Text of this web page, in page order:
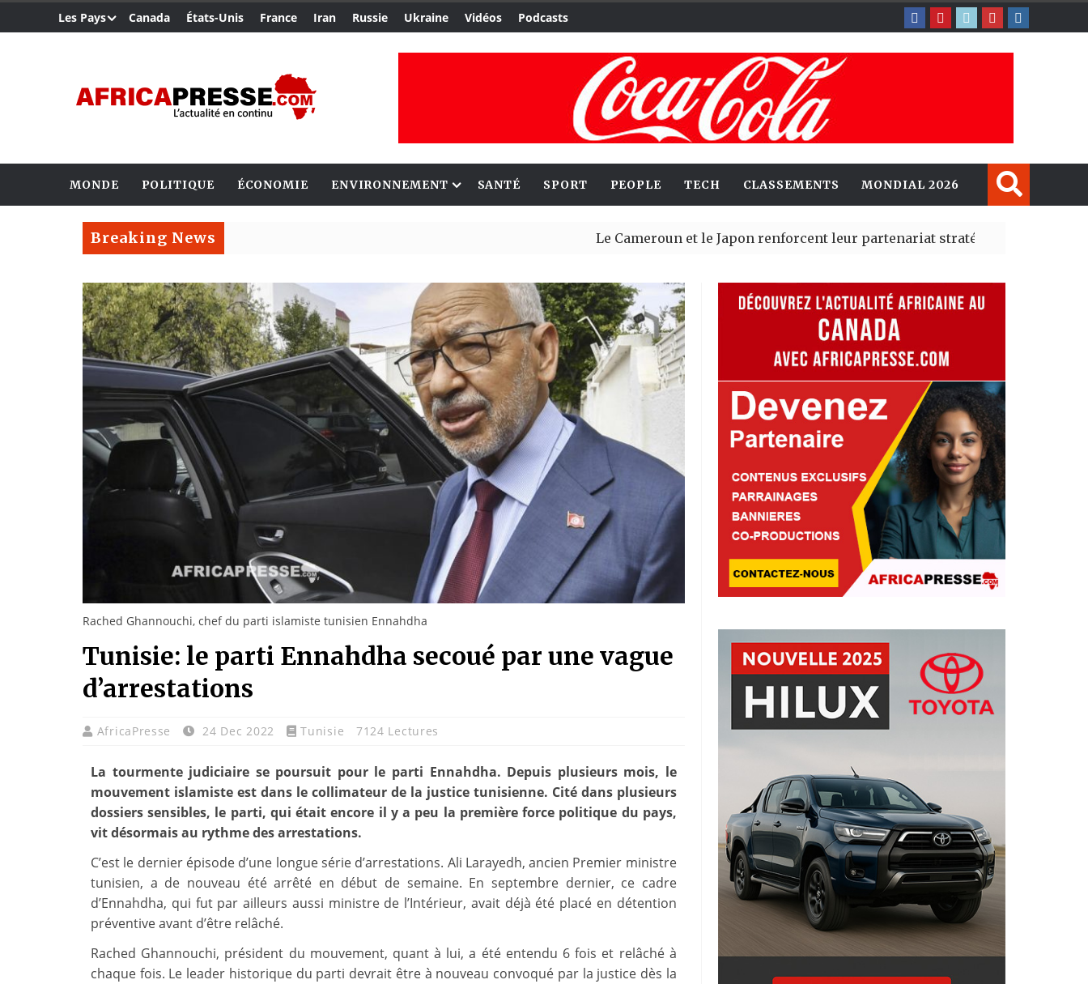
Les Pays Canada États-Unis France Iran Russie Ukraine Vidéos Podcasts
MONDE POLITIQUE ÉCONOMIE ENVIRONNEMENT SANTÉ SPORT PEOPLE TECH CLASSEMENTS MONDIAL 2026
Breaking News Le Cameroun et le Japon renforcent leur partenariat stratégique avec un cap sur
Rached Ghannouchi, chef du parti islamiste tunisien Ennahdha
Tunisie: le parti Ennahdha secoué par une vague
d’arrestations
AfricaPresse 24 Dec 2022 Tunisie 7124 Lectures
La tourmente judiciaire se poursuit pour le parti Ennahdha. Depuis plusieurs mois, le
mouvement islamiste est dans le collimateur de la justice tunisienne. Cité dans plusieurs
dossiers sensibles, le parti, qui était encore il y a peu la première force politique du pays,
vit désormais au rythme des arrestations.
C’est le dernier épisode d’une longue série d’arrestations. Ali Larayedh, ancien Premier ministre
tunisien, a de nouveau été arrêté en début de semaine. En septembre dernier, ce cadre
d’Ennahdha, qui fut par ailleurs aussi ministre de l’Intérieur, avait déjà été placé en détention
préventive avant d’être relâché.
Rached Ghannouchi, président du mouvement, quant à lui, a été entendu 6 fois et relâché à
chaque fois. Le leader historique du parti devrait être à nouveau convoqué par la justice dès la